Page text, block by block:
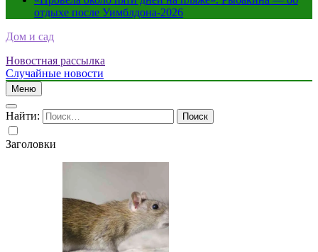
отдыхе после Уимблдона-2026
Дом и сад
Новостная рассылка
Случайные новости
Меню
Найти:
Заголовки